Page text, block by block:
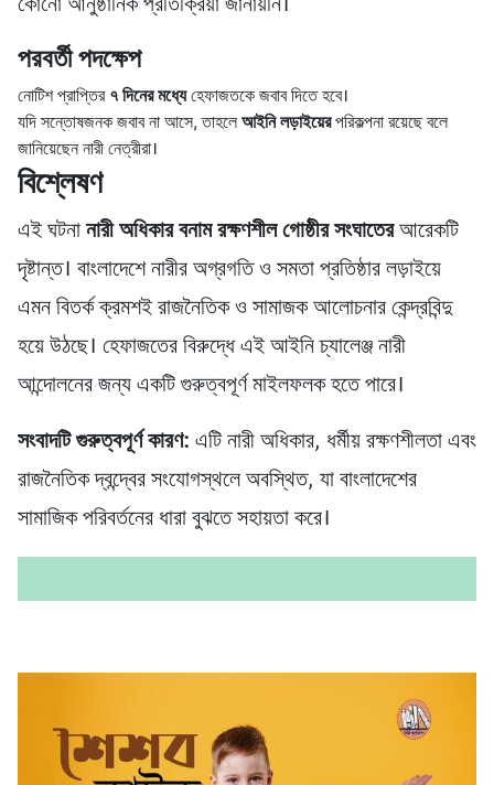
পরবর্তী পদক্ষেপ
নোটিশ প্রাপ্তির৭ দিনের মধ্যেহেফাজতকে জবাব দিতে হবে।
যদি সন্তোষজনক জবাব না আসে, তাহলেআইনি লড়াইয়েরপরিকল্পনা রয়েছে বলে
জানিয়েছেন নারী নেত্রীরা।
বিশ্লেষণ
এই ঘটনানারী অধিকার বনাম রক্ষণশীল গোষ্ঠীর সংঘাতেরআরেকটি
দৃষ্টান্ত। বাংলাদেশে নারীর অগ্রগতি ও সমতা প্রতিষ্ঠার লড়াইয়ে
এমন বিতর্ক ক্রমশই রাজনৈতিক ও সামাজক আলোচনার কেন্দ্রবিন্দু
হয়ে উঠছে। হেফাজতের বিরুদ্ধে এই আইনি চ্যালেঞ্জ নারী
আন্দোলনের জন্য একটি গুরুত্বপূর্ণ মাইলফলক হতে পারে।
সংবাদটি গুরুত্বপূর্ণ কারণ:এটি নারী অধিকার, ধর্মীয় রক্ষণশীলতা এবং
রাজনৈতিক দ্বন্দ্বের সংযোগস্থলে অবস্থিত, যা বাংলাদেশের
সামাজিক পরিবর্তনের ধারা বুঝতে সহায়তা করে।